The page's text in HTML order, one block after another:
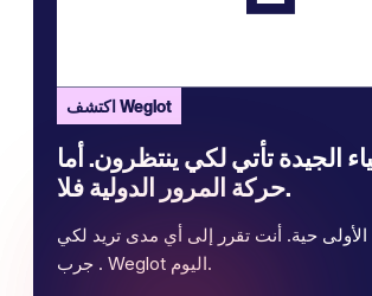
اكتشف Weglot
الجيدة تأتي لكي ينتظرون. أما
حركة المرور الدولية فلا.
حية. أنت تقرر إلى أي مدى تريد لكي
. جرب Weglot اليوم.